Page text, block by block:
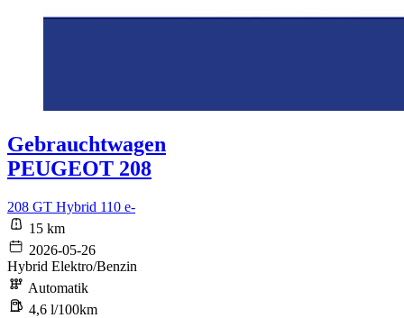
Gebrauchtwagen
PEUGEOT 208
208 GT Hybrid 110 e-
15 km
2026-05-26
Hybrid Elektro/Benzin
Automatik
4,6 l/100km